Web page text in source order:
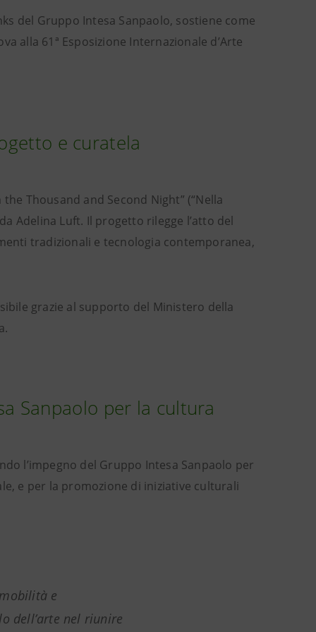
del Gruppo Intesa Sanpaolo, sostiene come
alla 61ª Esposizione Internazionale d’Arte
e curatela
Thousand and Second Night” (“Nella
Adelina Luft. Il progetto rilegge l’atto del
tradizionali e tecnologia contemporanea,
grazie al supporto del Ministero della
Sanpaolo per la cultura
l’impegno del Gruppo Intesa Sanpaolo per
e per la promozione di iniziative culturali
e
dell’arte nel riunire